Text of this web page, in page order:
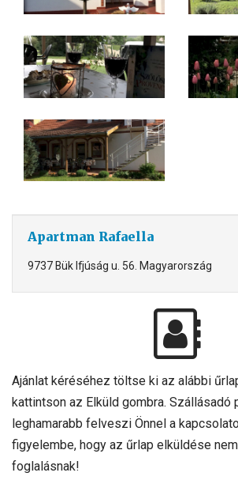
Apartman Rafaella
9737 Bük Ifjúság u. 56. Magyarország
Ajánlat kéréséhez töltse ki az alábbi
kattintson az Elküld gombra. Szállásadó
leghamarabb felveszi Önnel a
figyelembe, hogy az űrlap elküldése
foglalásnak!